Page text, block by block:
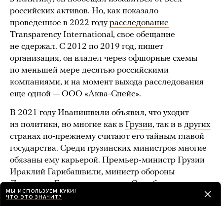
российских активов. Но, как показало
проведенное в 2022 годурасследование
Transparency International, свое обещание
не сдержал. С 2012 по 2019 год, пишет
организация, он владел через офшорные схемы
по меньшей мере десятью российскими
компаниями, и на момент выхода расследования
еще одной — ООО «Аква-Спейс».
В 2021 году Иванишвили объявил, что уходит
из политики, но многие как в Грузии, так и в других
странах по-прежнему считают его тайным главой
государства. Среди грузинских министров многие
обязаны ему карьерой. Премьер-министр Грузии
Ираклий Гарибашвили, министр обороны
Джуаншер Бурчуладзе и глава Службы
государственной безопасности Григол
МЫ ИСПОЛЬЗУЕМ КУКИ!
ЧТО ЭТО ЗНАЧИТ?